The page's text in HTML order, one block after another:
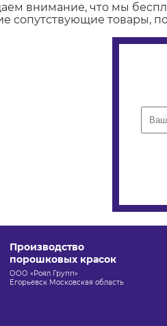
внимание, что мы
сопутствующие товары,
Производство
порошковых красок
ООО «Роял Групп»
Егорьевск Московская область